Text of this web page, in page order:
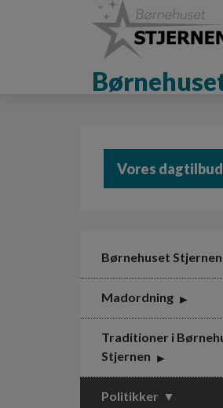
Vores dagtilbud
Børnehuset Stjernen
Madordning
Traditioner i
Stjernen
Politikker